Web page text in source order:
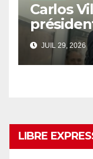
Carlos
le 1er
JUIL 29, 2026
LIBRE